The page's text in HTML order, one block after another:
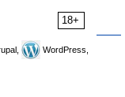
18+
WordPress,